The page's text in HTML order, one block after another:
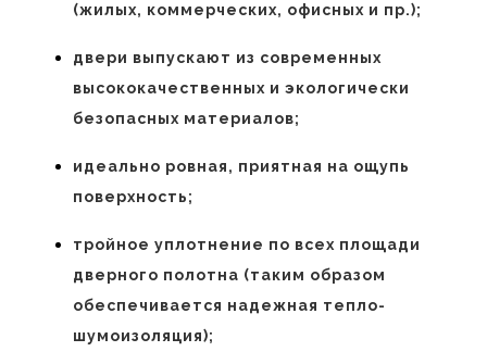
(жилых, коммерческих, офисных и пр.);
двери выпускают из современных
высококачественных и экологически
безопасных материалов;
идеально ровная, приятная на ощупь
поверхность;
тройное уплотнение по всех площади
дверного полотна (таким образом
обеспечивается надежная тепло-
шумоизоляция);